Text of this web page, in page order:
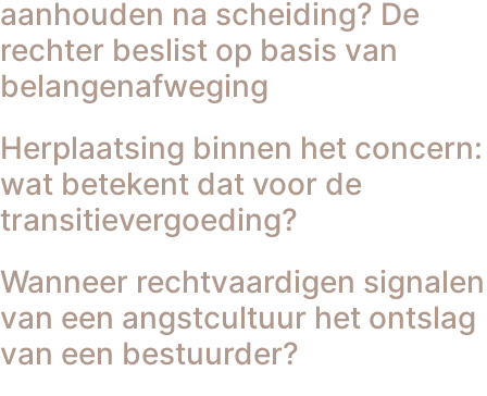
aanhouden na scheiding? De
rechter beslist op basis van
belangenafweging
Herplaatsing binnen het concern:
wat betekent dat voor de
transitievergoeding?
Wanneer rechtvaardigen signalen
van een angstcultuur het ontslag
van een bestuurder?